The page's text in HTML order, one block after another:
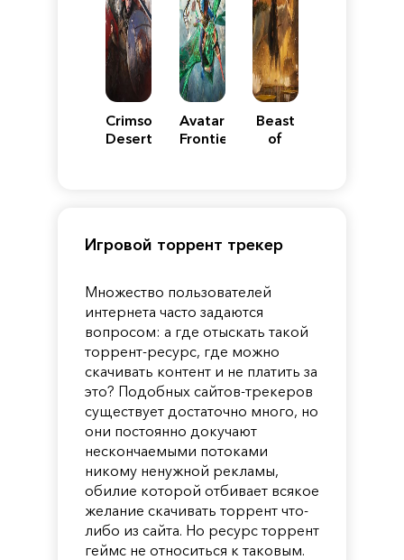
Crimson
Desert
Avatar:
Frontiers
Beast
of
Игровой торрент трекер
Множество пользователей
интернета часто задаются
вопросом: а где отыскать такой
торрент-ресурс, где можно
скачивать контент и не платить за
это? Подобных сайтов-трекеров
существует достаточно много, но
они постоянно докучают
нескончаемыми потоками
никому ненужной рекламы,
обилие которой отбивает всякое
желание скачивать торрент что-
либо из сайта. Но ресурс торрент
геймс не относиться к таковым.